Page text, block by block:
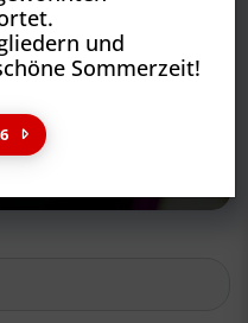
Verein
und
Sommerzeit!